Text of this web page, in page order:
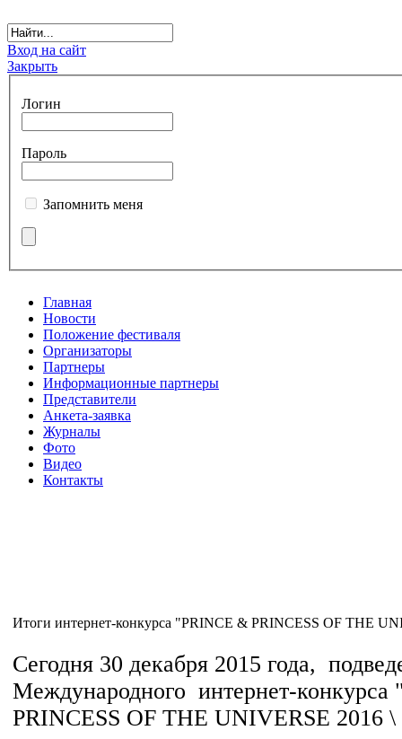
Вход на сайт
Закрыть
Логин
Пароль
Запомнить меня
Главная
Новости
Положение фестиваля
Организаторы
Партнеры
Информационные партнеры
Представители
Анкета-заявка
Журналы
Фото
Видео
Контакты
Итоги интернет-конкурса "PRINCE & PRINCESS OF THE
Сегодня 30 декабря 2015 года,
Международного интернет-конкурса
PRINCESS OF THE UNIVERSE 2016